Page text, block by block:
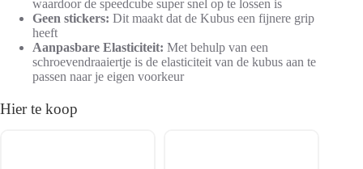
waardoor de speedcube super snel op te lossen is
Geen stickers: Dit maakt dat de Kubus een fijnere grip
heeft
Aanpasbare Elasticiteit: Met behulp van een
schroevendraaiertje is de elasticiteit van de kubus aan te
passen naar je eigen voorkeur
Hier te koop